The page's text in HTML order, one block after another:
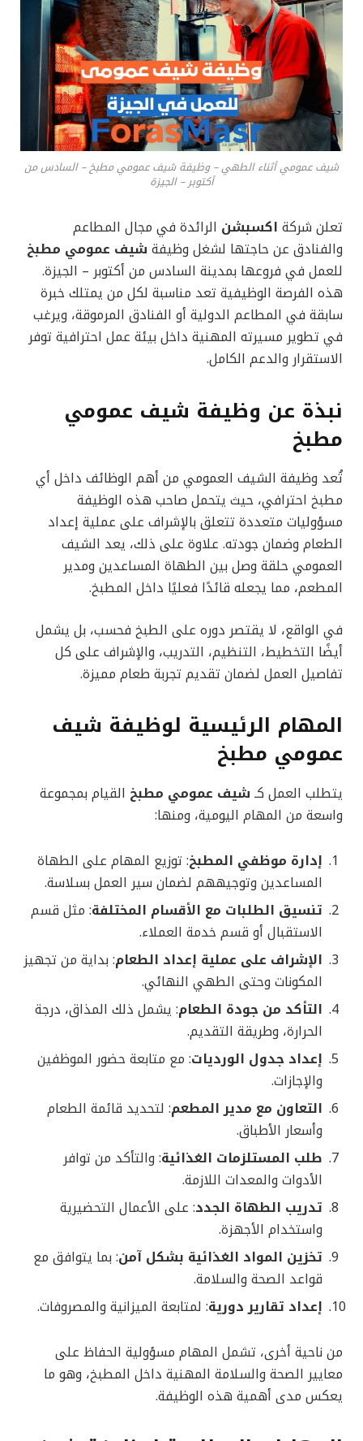
شيف عمومي أثناء الطهي – وظيفة شيف عمومي مطبخ – السادس من
أكتوبر – الجيزة
تعلن شركة اكسبشن الرائدة في مجال المطاعم
والفنادق عن حاجتها لشغل وظيفة شيف عمومي مطبخ
للعمل في فروعها بمدينة السادس من أكتوبر – الجيزة.
هذه الفرصة الوظيفية تعد مناسبة لكل من يمتلك خبرة
سابقة في المطاعم الدولية أو الفنادق المرموقة، ويرغب
في تطوير مسيرته المهنية داخل بيئة عمل احترافية توفر
الاستقرار والدعم الكامل.
نبذة عن وظيفة شيف عمومي
مطبخ
تُعد وظيفة الشيف العمومي من أهم الوظائف داخل أي
مطبخ احترافي، حيث يتحمل صاحب هذه الوظيفة
مسؤوليات متعددة تتعلق بالإشراف على عملية إعداد
الطعام وضمان جودته. علاوة على ذلك، يعد الشيف
العمومي حلقة وصل بين الطهاة المساعدين ومدير
المطعم، مما يجعله قائدًا فعليًا داخل المطبخ.
في الواقع، لا يقتصر دوره على الطبخ فحسب، بل يشمل
أيضًا التخطيط، التنظيم، التدريب، والإشراف على كل
تفاصيل العمل لضمان تقديم تجربة طعام مميزة.
المهام الرئيسية لوظيفة شيف
عمومي مطبخ
يتطلب العمل كـ شيف عمومي مطبخ القيام بمجموعة
واسعة من المهام اليومية، ومنها:
إدارة موظفي المطبخ: توزيع المهام على الطهاة
المساعدين وتوجيههم لضمان سير العمل بسلاسة.
تنسيق الطلبات مع الأقسام المختلفة: مثل قسم
الاستقبال أو قسم خدمة العملاء.
الإشراف على عملية إعداد الطعام: بداية من تجهيز
المكونات وحتى الطهي النهائي.
التأكد من جودة الطعام: يشمل ذلك المذاق، درجة
الحرارة، وطريقة التقديم.
إعداد جدول الورديات: مع متابعة حضور الموظفين
والإجازات.
التعاون مع مدير المطعم: لتحديد قائمة الطعام
وأسعار الأطباق.
طلب المستلزمات الغذائية: والتأكد من توافر
الأدوات والمعدات اللازمة.
تدريب الطهاة الجدد: على الأعمال التحضيرية
واستخدام الأجهزة.
تخزين المواد الغذائية بشكل آمن: بما يتوافق مع
قواعد الصحة والسلامة.
إعداد تقارير دورية: لمتابعة الميزانية والمصروفات.
من ناحية أخرى، تشمل المهام مسؤولية الحفاظ على
معايير الصحة والسلامة المهنية داخل المطبخ، وهو ما
يعكس مدى أهمية هذه الوظيفة.